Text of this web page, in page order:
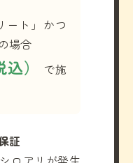
ート」かつ
場合
）
で施
証